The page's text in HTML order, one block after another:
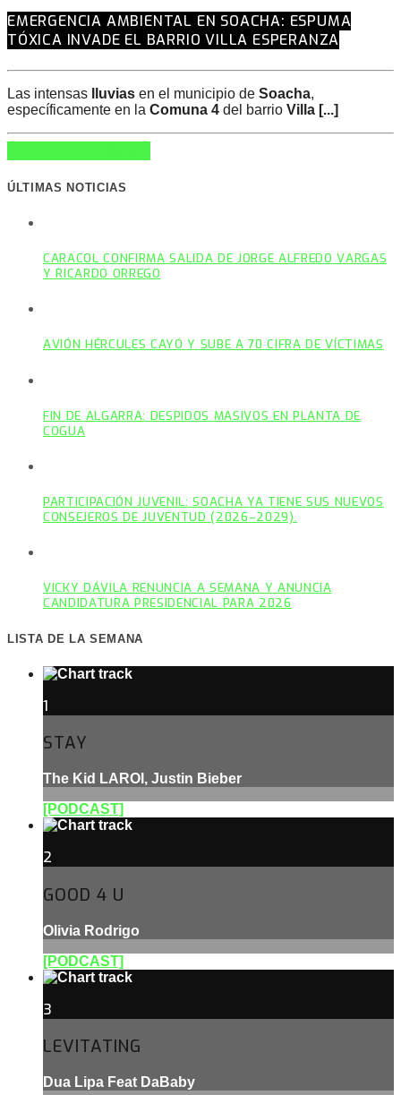
EMERGENCIA AMBIENTAL EN SOACHA: ESPUMA
TÓXICA INVADE EL BARRIO VILLA ESPERANZA
Las intensas lluvias en el municipio de Soacha,
específicamente en la Comuna 4 del barrio Villa [...]
ÚLTIMAS NOTICIAS
CARACOL CONFIRMA SALIDA DE JORGE ALFREDO VARGAS
Y RICARDO ORREGO
AVIÓN HÉRCULES CAYÓ Y SUBE A 70 CIFRA DE VÍCTIMAS
FIN DE ALGARRA: DESPIDOS MASIVOS EN PLANTA DE
COGUA
PARTICIPACIÓN JUVENIL: SOACHA YA TIENE SUS NUEVOS
CONSEJEROS DE JUVENTUD (2026–2029).
VICKY DÁVILA RENUNCIA A SEMANA Y ANUNCIA
CANDIDATURA PRESIDENCIAL PARA 2026
LISTA DE LA SEMANA
1
STAY
The Kid LAROI, Justin Bieber
[PODCAST]
2
GOOD 4 U
Olivia Rodrigo
[PODCAST]
3
LEVITATING
Dua Lipa Feat DaBaby